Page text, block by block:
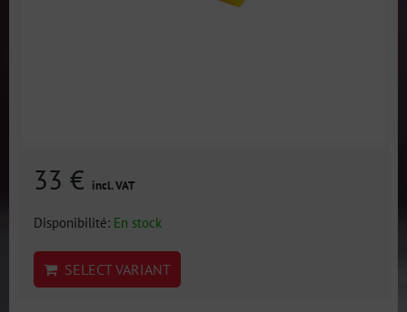
33 € incl. VAT
Disponibilité: En stock
SELECT VARIANT